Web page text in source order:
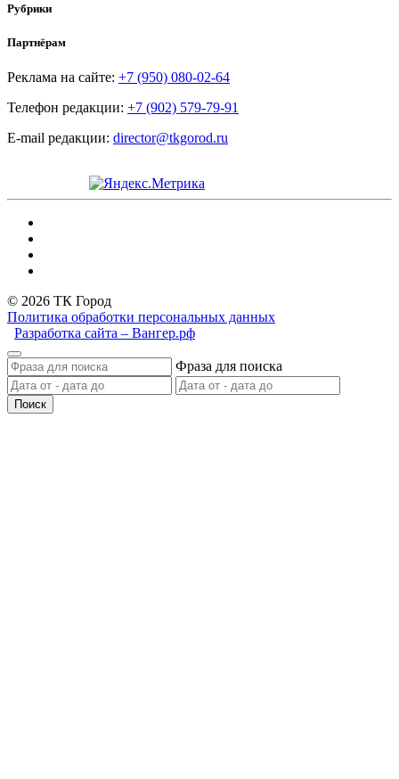
Рубрики
Партнёрам
Реклама на сайте: +7 (950) 080-02-64
Телефон редакции: +7 (902) 579-79-91
E-mail редакции: director@tkgorod.ru
© 2026 ТК Город
Политика обработки персональных данных
Разработка сайта – Вангер.рф
Фраза для поиска
Поиск